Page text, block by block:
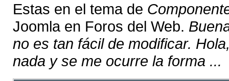
Estas en el tema de
Joomla en Foros del Web.
no es tan fácil de modificar.
nada y se me ocurre la forma ...